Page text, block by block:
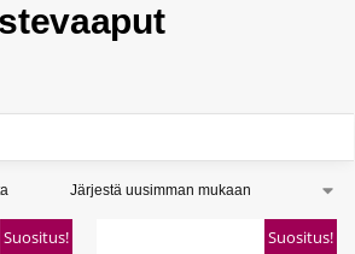
Suositus! Suositus!